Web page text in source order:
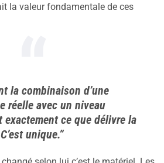
la valeur fondamentale de ces
la combinaison d’une
réelle avec un niveau
exactement ce que délivre la
unique.”